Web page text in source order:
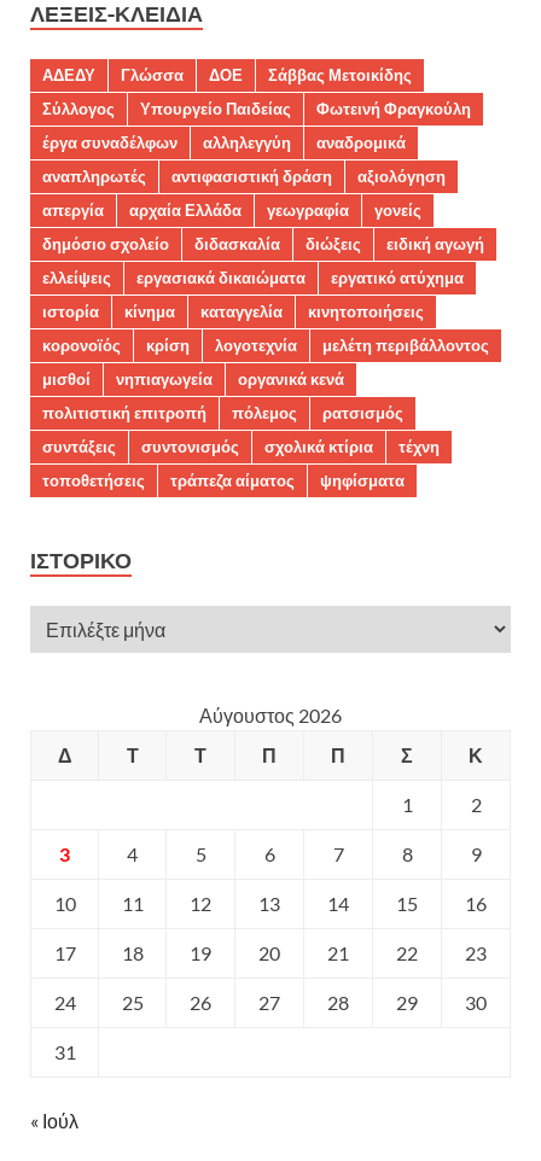
ΛΈΞΕΙΣ-ΚΛΕΙΔΙΆ
ΑΔΕΔΥ Γλώσσα ΔΟΕ
Σάββας Μετοικίδης
Σύλλογος
Υπουργείο Παιδείας
Φωτεινή Φραγκούλη
έργα συναδέλφων
αλληλεγγύη
αναδρομικά
αναπληρωτές
αντιφασιστική δράση
αξιολόγηση
απεργία
αρχαία Ελλάδα γεωγραφία
γονείς
δημόσιο σχολείο
διδασκαλία διώξεις
ειδική αγωγή
ελλείψεις
εργασιακά δικαιώματα
εργατικό ατύχημα
ιστορία
κίνημα καταγγελία
κινητοποιήσεις
κορονοϊός
κρίση λογοτεχνία
μελέτη περιβάλλοντος
μισθοί
νηπιαγωγεία
οργανικά κενά
πολιτιστική επιτροπή
πόλεμος
ρατσισμός
συντάξεις
συντονισμός σχολικά κτίρια
τέχνη
τοποθετήσεις
τράπεζα αίματος ψηφίσματα
ΙΣΤΟΡΙΚΌ
Αύγουστος 2026
Δ
Τ Τ Π Π Σ Κ
1 2
3 4 5 6 7 8 9
10 11 12 13 14 15 16
17 18 19 20 21 22 23
24 25 26 27 28 29 30
31
« Ιούλ